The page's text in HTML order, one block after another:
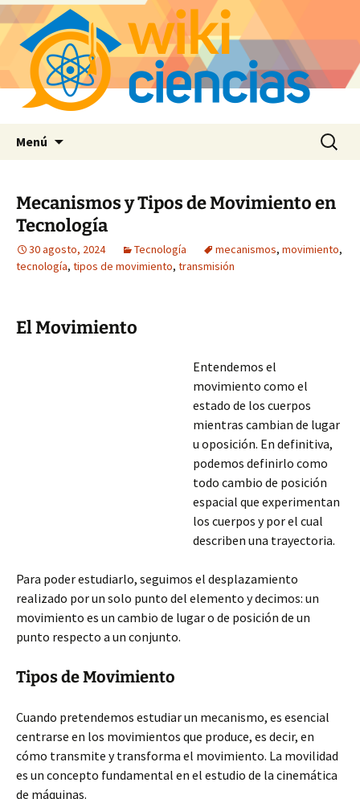
Menú Buscar:
Mecanismos y Tipos de Movimiento en
Tecnología
30 agosto, 2024 Tecnología mecanismos, movimiento,
tecnología, tipos de movimiento, transmisión
El Movimiento
Entendemos el
movimiento como el
estado de los cuerpos
mientras cambian de lugar
u oposición. En definitiva,
podemos definirlo como
todo cambio de posición
espacial que experimentan
los cuerpos y por el cual
describen una trayectoria.
Para poder estudiarlo, seguimos el desplazamiento
realizado por un solo punto del elemento y decimos: un
movimiento es un cambio de lugar o de posición de un
punto respecto a un conjunto.
Tipos de Movimiento
Cuando pretendemos estudiar un mecanismo, es esencial
centrarse en los movimientos que produce, es decir, en
cómo transmite y transforma el movimiento. La movilidad
es un concepto fundamental en el estudio de la cinemática
de máquinas.